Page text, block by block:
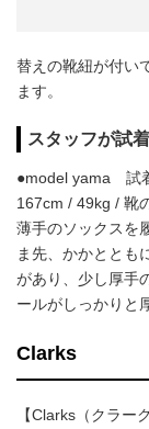
替えの靴紐が付い
ます。
スタッフが試
●model yama 試
167cm / 49kg / 靴
薄手のソックスを
ま先、かかととも
があり、少し厚手
ールがしっかりと
Clarks
【Clarks（クラー